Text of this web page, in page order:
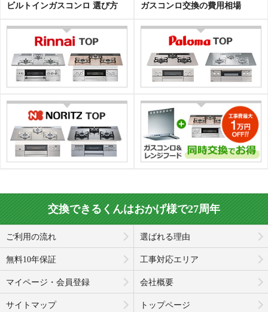
ビルトインガスコンロ 選び方 ガスコンロ交換の費用相場
交換できるくんはおかげ様で27周年
ご利用の流れ 選ばれる理由
無料10年保証 工事対応エリア
マイページ・会員登録 会社概要
サイトマップ トップページ